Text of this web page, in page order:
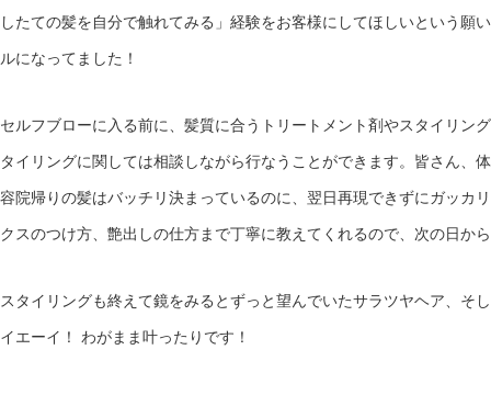
したての髪を自分で触れてみる」経験をお客様にしてほしいという願
ルになってました！
セルフブローに入る前に、髪質に合うトリートメント剤やスタイリン
タイリングに関しては相談しながら行なうことができます。皆さん、
容院帰りの髪はバッチリ決まっているのに、翌日再現できずにガッ
クスのつけ方、艶出しの仕方まで丁寧に教えてくれるので、次の日か
スタイリングも終えて鏡をみるとずっと望んでいたサラツヤヘア、そ
イエーイ！ わがまま叶ったりです！